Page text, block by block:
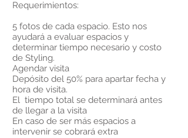
Requerimientos:
5 fotos de cada espacio. Esto nos
ayudará a evaluar espacios y
determinar tiempo necesario y costo
de Styling.
Agendar visita
Depósito del 50% para apartar fecha y
hora de visita.
El tiempo total se determinará antes
de llegar a la visita
En caso de ser más espacios a
intervenir se cobrará extra